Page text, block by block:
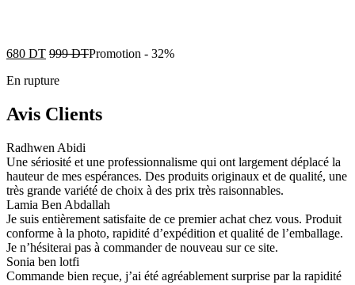
680 DT 999DTPromotion - 32%
En rupture
Avis Clients
Radhwen Abidi
Une sériosité et une professionnalisme qui ont largement déplacé la
hauteur de mes espérances. Des produits originaux et de qualité, une
très grande variété de choix à des prix très raisonnables.
Lamia Ben Abdallah
Je suis entièrement satisfaite de ce premier achat chez vous. Produit
conforme à la photo, rapidité d’expédition et qualité de l’emballage.
Je n’hésiterai pas à commander de nouveau sur ce site.
Sonia ben lotfi
Commande bien reçue, j’ai été agréablement surprise par la rapidité